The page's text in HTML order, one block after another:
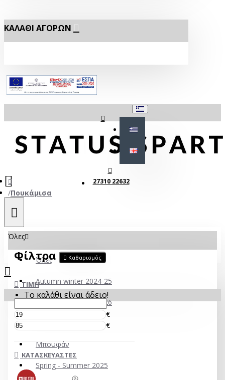
ΚΑΛΆΘΙ ΑΓΟΡΏΝ
Σύνδεση
Εγγραφή
27310 22632
Όλες
Όλες
Autumn winter 2024-25
Autumn winter 2025-26
ECO
Mπουφάν
Spring - Summer 2025
Το καλάθι είναι άδειο!
Πουκάμισα
Φίλτρα Καθαρισμός
ΤΙΜΉ
€
€
ΚΑΤΑΣΚΕΥΑΣΤΈΣ